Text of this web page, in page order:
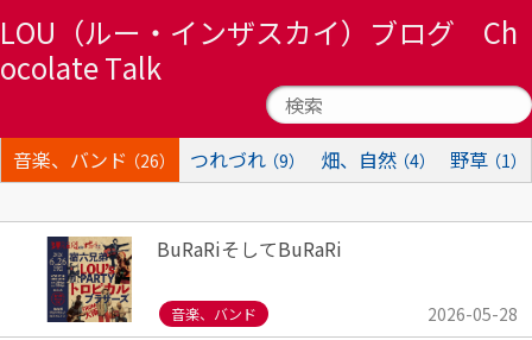
LOU（ルー・インザスカイ）ブログ Ch
ocolate Talk
音楽、バンド （26） つれづれ （9） 畑、自然 （4） 野草 （1）
BuRaRiそしてBuRaRi
音楽、バンド 2026-05-28